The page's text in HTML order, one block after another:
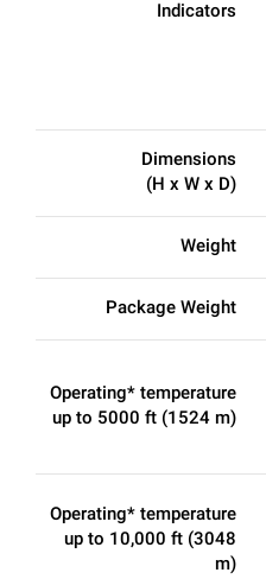
Indicators
Dimensions
(H x W x D)
Weight
Package Weight
Operating* temperature
up to 5000 ft (1524 m)
Operating* temperature
up to 10,000 ft (3048
m)